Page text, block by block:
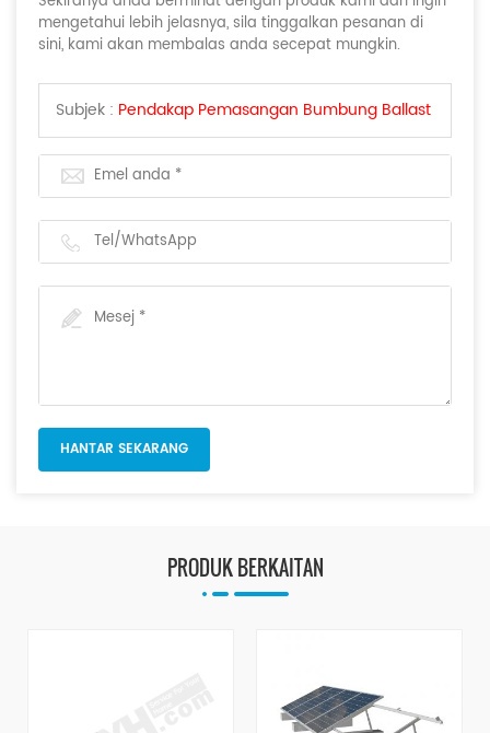
mengetahui lebih jelasnya, sila tinggalkan pesanan di
sini, kami akan membalas anda secepat mungkin.
Subjek : Pendakap Pemasangan Bumbung Ballast
PRODUK BERKAITAN